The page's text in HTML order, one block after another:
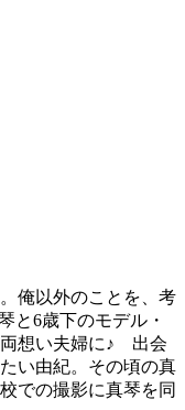
俺以外のことを、考
と6歳下のモデル・
両想い夫婦に♪ 出会
い由紀。その頃の真
での撮影に真琴を同